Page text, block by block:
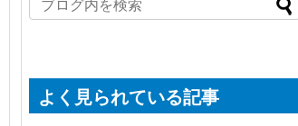
よく見られている記事